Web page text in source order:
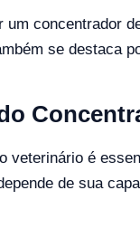
concentrador
se destaca
veterinário é
de sua